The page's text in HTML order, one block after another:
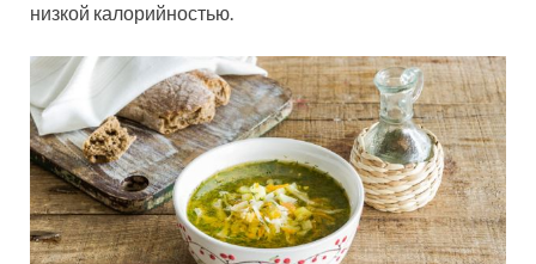
низкой калорийностью.